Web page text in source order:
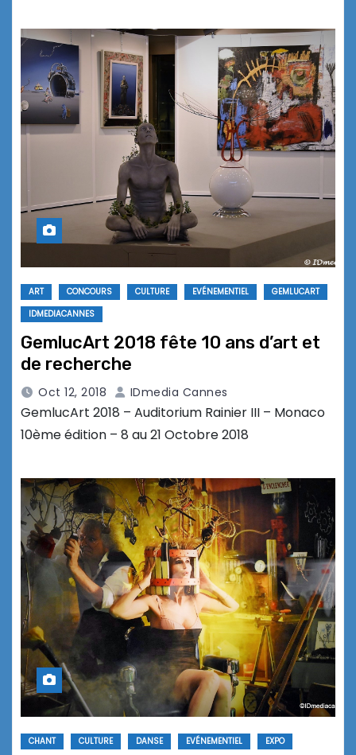
ART CONCOURS CULTURE EVÉNEMENTIEL
GEMLUCART
IDMEDIACANNES
GemlucArt 2018 fête 10 ans d’art et
de recherche
Oct 12, 2018 IDmedia Cannes
GemlucArt 2018 – Auditorium Rainier III – Monaco
10ème édition – 8 au 21 Octobre 2018
CHANT CULTURE DANSE EVÉNEMENTIEL
EXPO